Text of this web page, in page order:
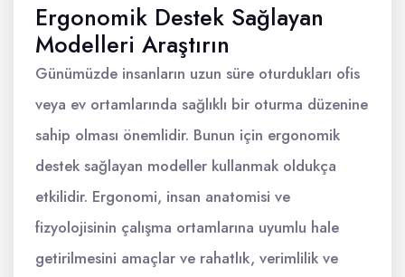
Ergonomik Destek Sağlayan
Modelleri Araştırın
Günümüzde insanların uzun süre oturdukları ofis
veya ev ortamlarında sağlıklı bir oturma düzenine
sahip olması önemlidir. Bunun için ergonomik
destek sağlayan modeller kullanmak oldukça
etkilidir. Ergonomi, insan anatomisi ve
fizyolojisinin çalışma ortamlarına uyumlu hale
getirilmesini amaçlar ve rahatlık, verimlilik ve